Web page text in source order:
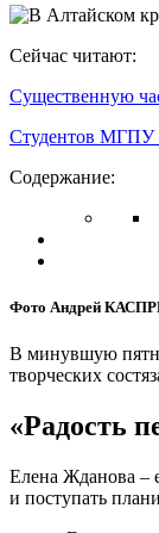
Сейчас читают:
Существенную
Студентов МГПУ
Содержание:
Фото Андрей
В минувшую
творческих
«Радость
Елена Жданова –
и поступать